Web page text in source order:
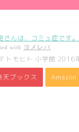
さんは、コミュ症です
with ヨメレバ
トモヒト 小学館 2016
天ブックス Amazon